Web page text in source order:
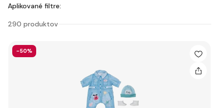
Aplikované filtre:
290 produktov
-50%